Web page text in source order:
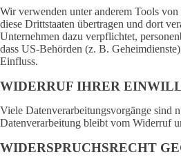
Wir verwenden unter anderem Tools
diese Drittstaaten übertragen und dort
Unternehmen dazu verpflichtet,
dass US-Behörden (z. B.
Einfluss.
WIDERRUF IHRER
Viele Datenverarbeitungsvorgänge sind
Datenverarbeitung bleibt vom Widerruf
WIDERSPRUCHSRECHT